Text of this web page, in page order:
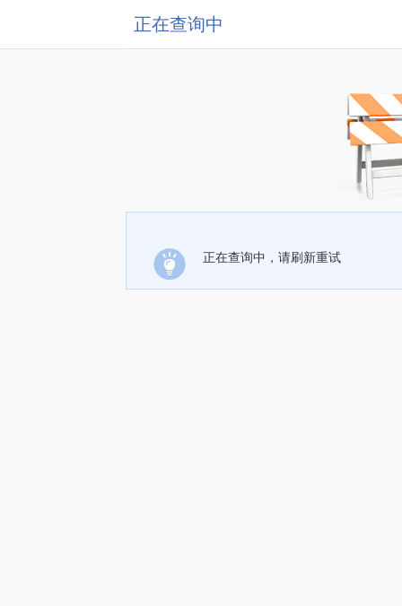
正在查询中
正在查询中，请刷新重试